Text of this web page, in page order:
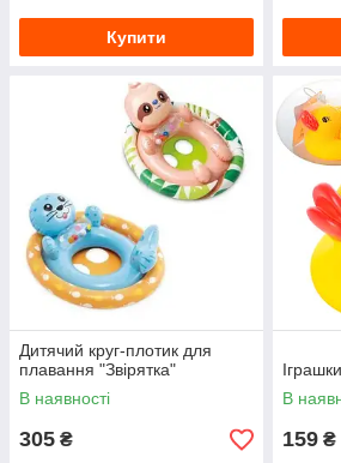
Купити
Дитячий круг-плотик для
плавання "Звірятка"
В наявності
305 ₴
В
159 ₴